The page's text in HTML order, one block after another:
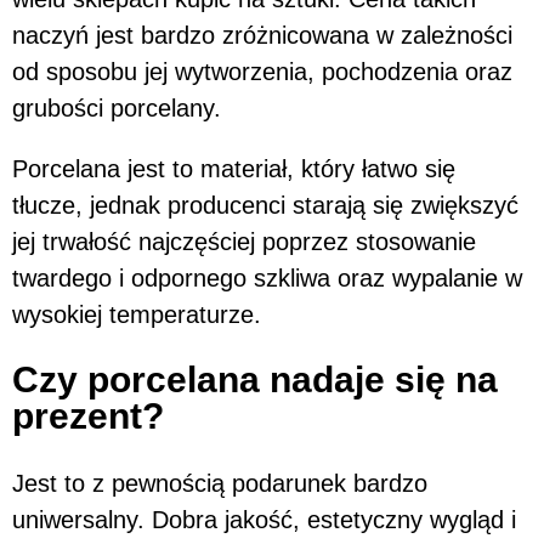
naczyń jest bardzo zróżnicowana w zależności
od sposobu jej wytworzenia, pochodzenia oraz
grubości porcelany.
Porcelana jest to materiał, który łatwo się
tłucze, jednak producenci starają się zwiększyć
jej trwałość najczęściej poprzez stosowanie
twardego i odpornego szkliwa oraz wypalanie w
wysokiej temperaturze.
Czy porcelana nadaje się na
prezent?
Jest to z pewnością podarunek bardzo
uniwersalny. Dobra jakość, estetyczny wygląd i